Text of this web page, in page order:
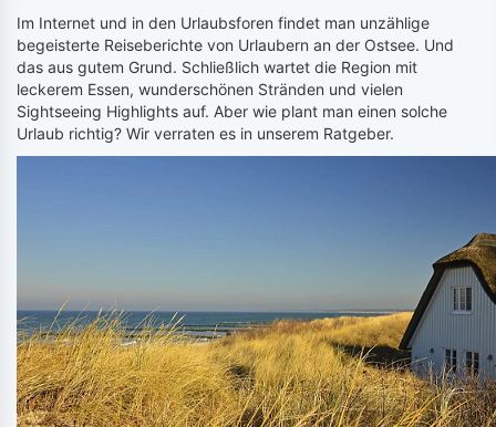
Im Internet und in den Urlaubsforen findet man unzählige
begeisterte Reiseberichte von Urlaubern an der Ostsee. Und
das aus gutem Grund. Schließlich wartet die Region mit
leckerem Essen, wunderschönen Stränden und vielen
Sightseeing Highlights auf. Aber wie plant man einen solche
Urlaub richtig? Wir verraten es in unserem Ratgeber.